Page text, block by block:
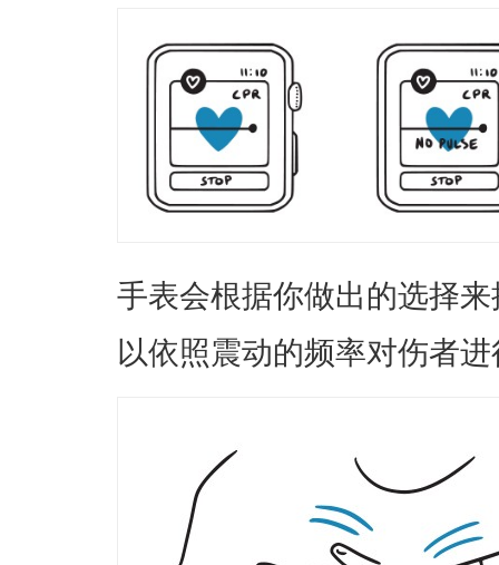
手表会根据你做出的选择
以依照震动的频率对伤者